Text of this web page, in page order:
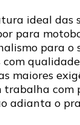
ideal das
para
para o
maiores
trabalha com
adianta o